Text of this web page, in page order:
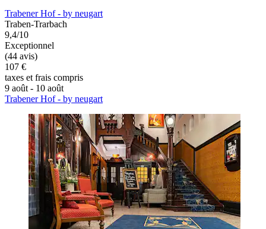
Trabener Hof - by neugart
Traben-Trarbach
9,4/10
Exceptionnel
(44 avis)
107 €
taxes et frais compris
9 août - 10 août
Trabener Hof - by neugart